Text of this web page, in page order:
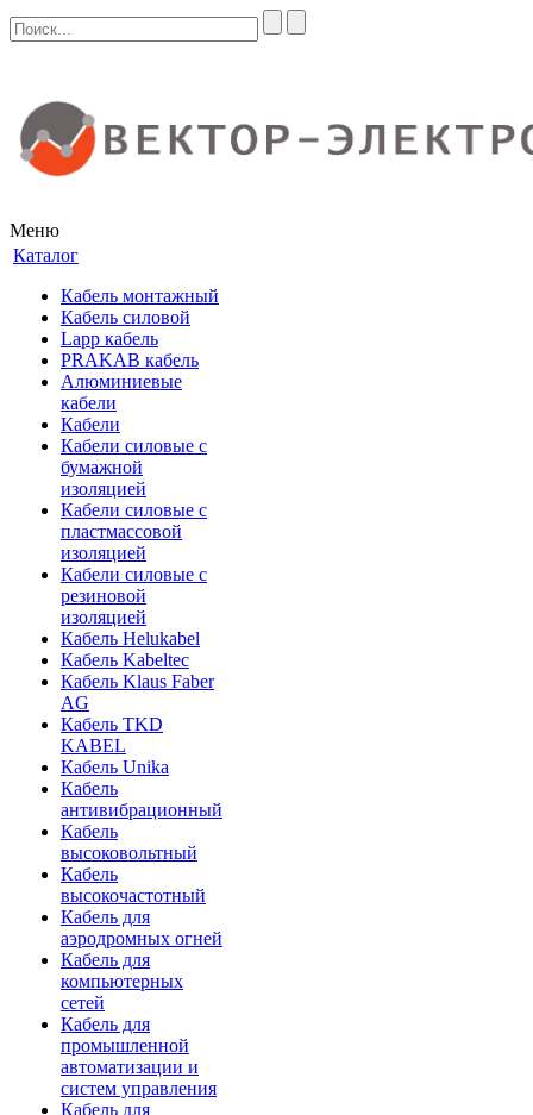
Меню
Каталог
Кабель монтажный
Кабель силовой
Lapp кабель
PRAKAB кабель
Алюминиевые
кабели
Кабели
Кабели силовые с
бумажной
изоляцией
Кабели силовые с
пластмассовой
изоляцией
Кабели силовые с
резиновой
изоляцией
Кабель Helukabel
Кабель Kabeltec
Кабель Klaus Faber
AG
Кабель TKD
KABEL
Кабель Unika
Кабель
антивибрационный
Кабель
высоковольтный
Кабель
высокочастотный
Кабель для
аэродромных огней
Кабель для
компьютерных
сетей
Кабель для
промышленной
автоматизации и
систем управления
Кабель для